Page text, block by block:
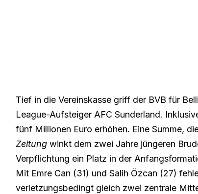
Tief in die Vereinskasse griff der BVB für
League-Aufsteiger AFC Sunderland.
fünf Millionen Euro erhöhen. Eine Summe,
Zeitung winkt dem zwei Jahre jüngeren
Verpflichtung ein Platz in der
Mit Emre Can (31) und Salih Özcan (27)
verletzungsbedingt gleich zwei zentrale